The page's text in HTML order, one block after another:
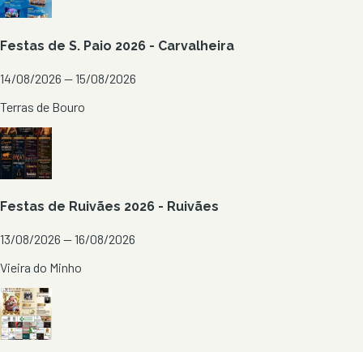
Festas de S. Paio 2026 - Carvalheira
14/08/2026 — 15/08/2026
Terras de Bouro
Festas de Ruivães 2026 - Ruivães
13/08/2026 — 16/08/2026
Vieira do Minho